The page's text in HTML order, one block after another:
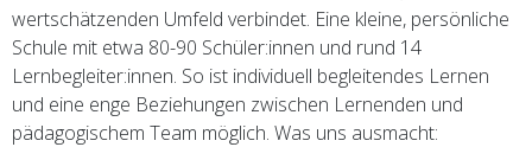
wertschätzenden Umfeld verbindet. Eine kleine, persönliche
Schule mit etwa 80-90 Schüler:innen und rund 14
Lernbegleiter:innen. So ist individuell begleitendes Lernen
und eine enge Beziehungen zwischen Lernenden und
pädagogischem Team möglich. Was uns ausmacht: